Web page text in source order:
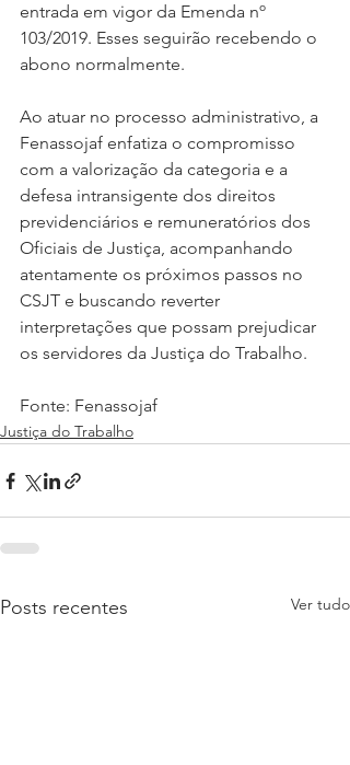
entrada em vigor da Emenda nº
103/2019. Esses seguirão recebendo o
abono normalmente.
Ao atuar no processo administrativo, a
Fenassojaf enfatiza o compromisso
com a valorização da categoria e a
defesa intransigente dos direitos
previdenciários e remuneratórios dos
Oficiais de Justiça, acompanhando
atentamente os próximos passos no
CSJT e buscando reverter
interpretações que possam prejudicar
os servidores da Justiça do Trabalho.
Fonte: Fenassojaf
Justiça do Trabalho
Posts recentes Ver tudo